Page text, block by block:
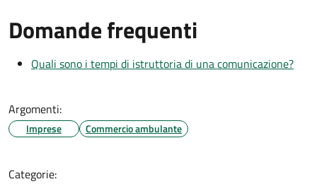
Domande frequenti
Quali sono i tempi di istruttoria di una comunicazione?
Argomenti:
Imprese Commercio ambulante
Categorie: